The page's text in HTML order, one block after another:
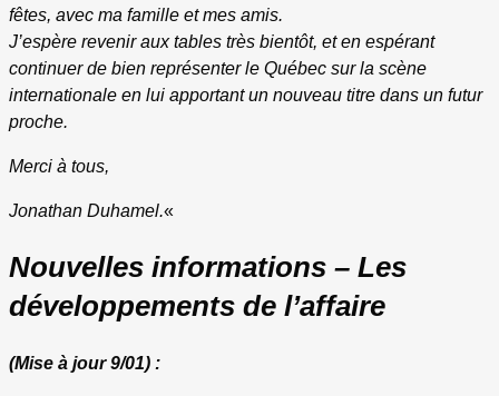
fêtes, avec ma famille et mes amis.
J’espère revenir aux tables très bientôt, et en espérant
continuer de bien représenter le Québec sur la scène
internationale en lui apportant un nouveau titre dans un futur
proche.
Merci à tous,
Jonathan Duhamel.«
Nouvelles informations – Les
développements de l’affaire
(Mise à jour 9/01) :